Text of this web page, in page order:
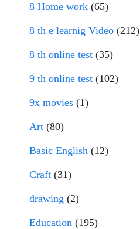
8 Home work (65)
8 th e learnig Video (212)
8 th online test (35)
9 th online test (102)
9x movies (1)
Art (80)
Basic English (12)
Craft (31)
drawing (2)
Education (195)